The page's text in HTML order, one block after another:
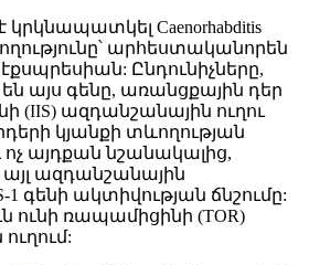
կրկնապատկել Caenorhabditis
արհեստականորեն
էքսպրեսիան: Ընդունիչները,
այս գենը, առանցքային դեր
(IIS) ազդանշանային ուղու
կյանքի տևողության
այդքան նշանակալից,
ազդանշանային
1 գենի ակտիվության ճնշումը:
ունի ռապամիցինի (TOR)